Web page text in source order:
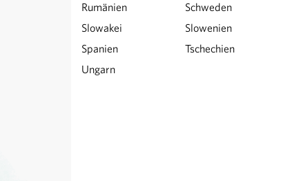
Rumänien
Schweden
Slowakei
Slowenien
Spanien
Tschechien
Ungarn